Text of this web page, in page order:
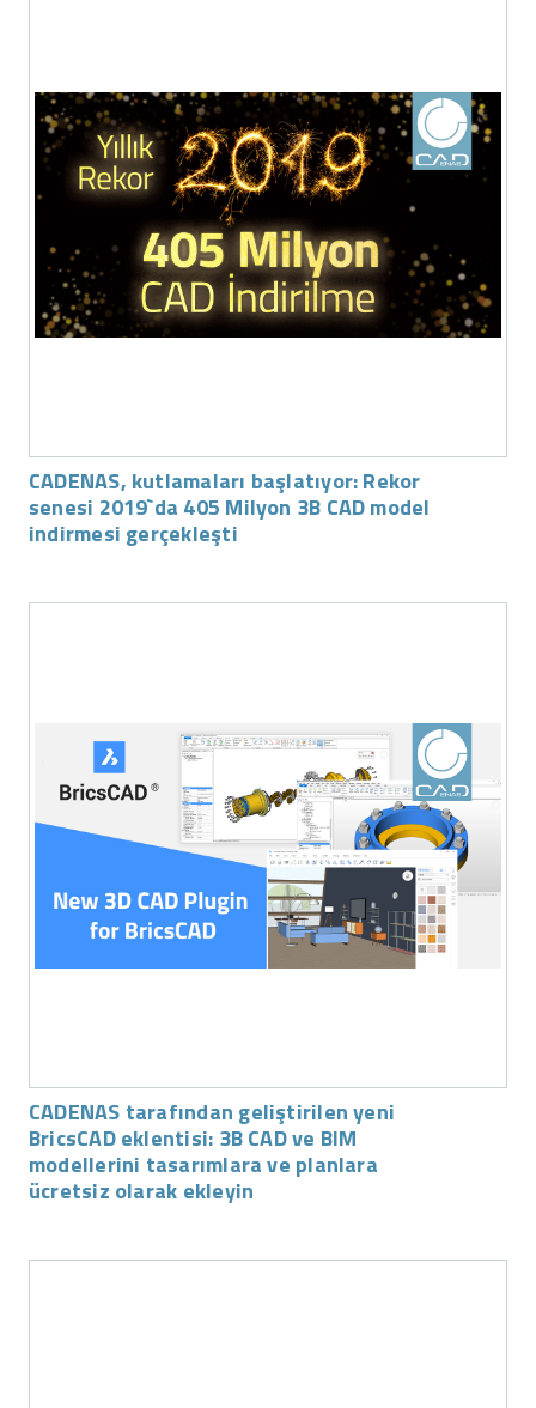
CADENAS, kutlamaları başlatıyor: Rekor
senesi 2019`da 405 Milyon 3B CAD model
indirmesi gerçekleşti
CADENAS tarafından geliştirilen yeni
BricsCAD eklentisi: 3B CAD ve BIM
modellerini tasarımlara ve planlara
ücretsiz olarak ekleyin